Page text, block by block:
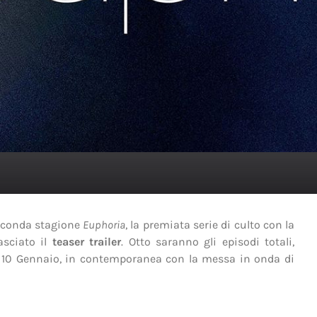
stagione Euphoria, la premiata serie di culto con la
il teaser trailer. Otto saranno gli episodi totali,
Gennaio, in contemporanea con la messa in onda di